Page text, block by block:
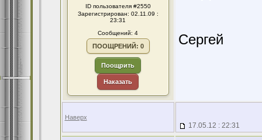
ID пользователя #2550
Зарегистрирован: 02.11.09 :
23:31
Сообщений: 4
ПООЩРЕНИЙ: 0
Поощрить
Наказать
Сергей
Наверх
17.05.12 : 22:31